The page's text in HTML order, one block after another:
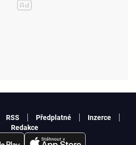
RSS Předplatné
Inzerce
Redakce